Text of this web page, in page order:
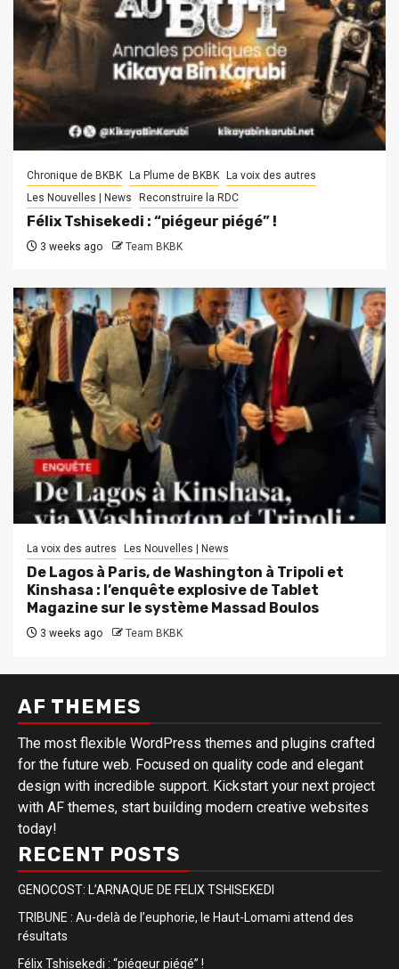
Chronique de BKBK La Plume de BKBK
La voix des autres
Les Nouvelles | News
Reconstruire la RDC
Félix Tshisekedi : “piégeur piégé” !
3 weeks ago Team BKBK
La voix des autres Les Nouvelles | News
De Lagos à Paris, de Washington à Tripoli et
Kinshasa : l’enquête explosive de Tablet
Magazine sur le système Massad Boulos
3 weeks ago Team BKBK
AF THEMES
The most flexible WordPress themes and plugins crafted
for the future web. Focused on quality code and elegant
design with incredible support. Kickstart your next project
with AF themes, start building modern creative websites
today!
RECENT POSTS
GENOCOST: L’ARNAQUE DE FELIX TSHISEKEDI
TRIBUNE : Au-delà de l’euphorie, le Haut-Lomami attend des
résultats
Félix Tshisekedi : “piégeur piégé” !